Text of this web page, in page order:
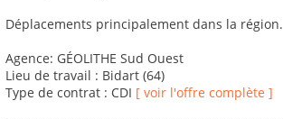
Déplacements principalement dans la région.
Agence: GÉOLITHE Sud Ouest
Lieu de travail : Bidart (64)
Type de contrat : CDI [ voir l'offre complète ]